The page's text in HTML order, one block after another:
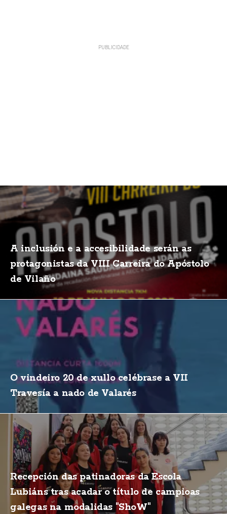
A inclusión e a accesibilidade serán as
protagonistas da VIII Carreira do Apóstolo
de Vilaño
O vindeiro 20 de xullo celébrase a VII
Travesía a nado de Valarés
Recepción das patinadoras da Escola
Lubiáns tras acadar o título de campioas
galegas na modalidas "ShoW"